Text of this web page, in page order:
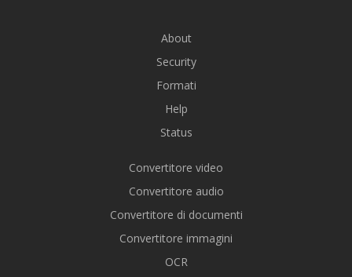
About
Security
Formati
Help
Status
Convertitore video
Convertitore audio
Convertitore di documenti
Convertitore immagini
OCR